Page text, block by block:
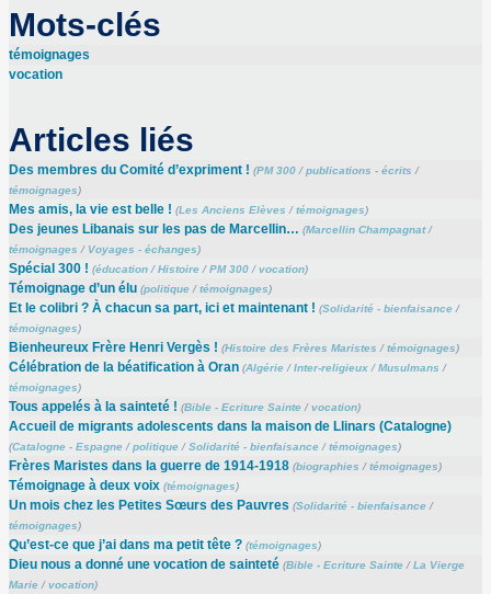
Mots-clés
témoignages
vocation
Articles liés
Des membres du Comité d’expriment ! (PM 300/publications - écrits /
témoignages)
Mes amis, la vie est belle ! (Les Anciens Elèves /témoignages)
Des jeunes Libanais sur les pas de Marcellin… (Marcellin Champagnat/
témoignages / Voyages - échanges)
Spécial 300 ! (éducation/Histoire/PM 300/vocation)
Témoignage d’un élu (politique/témoignages)
Et le colibri ? À chacun sa part, ici et maintenant ! (Solidarité - bienfaisance/
témoignages)
Bienheureux Frère Henri Vergès ! (Histoire des Frères Maristes /témoignages)
Célébration de la béatification à Oran (Algérie/Inter-religieux/Musulmans /
témoignages)
Tous appelés à la sainteté ! (Bible - Ecriture Sainte/vocation)
Accueil de migrants adolescents dans la maison de Llinars (Catalogne)
(Catalogne - Espagne/politique/Solidarité - bienfaisance/témoignages)
Frères Maristes dans la guerre de 1914-1918 (biographies /témoignages)
Témoignage à deux voix (témoignages)
Un mois chez les Petites Sœurs des Pauvres (Solidarité - bienfaisance/
témoignages)
Qu’est-ce que j’ai dans ma petit tête ? (témoignages)
Dieu nous a donné une vocation de sainteté (Bible - Ecriture Sainte/La Vierge
Marie/vocation)